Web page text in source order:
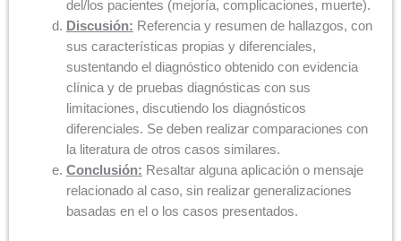
del/los pacientes (mejoría, complicaciones, muerte).
Discusión: Referencia y resumen de hallazgos, con
sus características propias y diferenciales,
sustentando el diagnóstico obtenido con evidencia
clínica y de pruebas diagnósticas con sus
limitaciones, discutiendo los diagnósticos
diferenciales. Se deben realizar comparaciones con
la literatura de otros casos similares.
Conclusión: Resaltar alguna aplicación o mensaje
relacionado al caso, sin realizar generalizaciones
basadas en el o los casos presentados.